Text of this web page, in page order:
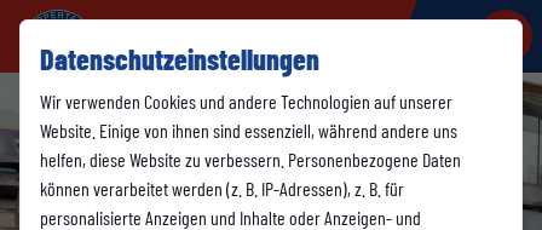
Datenschutzeinstellungen
Wir verwenden Cookies und andere Technologien auf unserer
Website. Einige von ihnen sind essenziell, während andere uns
helfen, diese Website zu verbessern. Personenbezogene Daten
können verarbeitet werden (z. B. IP-Adressen), z. B. für
personalisierte Anzeigen und Inhalte oder Anzeigen- und